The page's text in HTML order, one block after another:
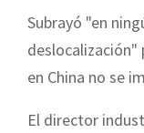
Subrayó "en
deslocalización"
en China no se
El director